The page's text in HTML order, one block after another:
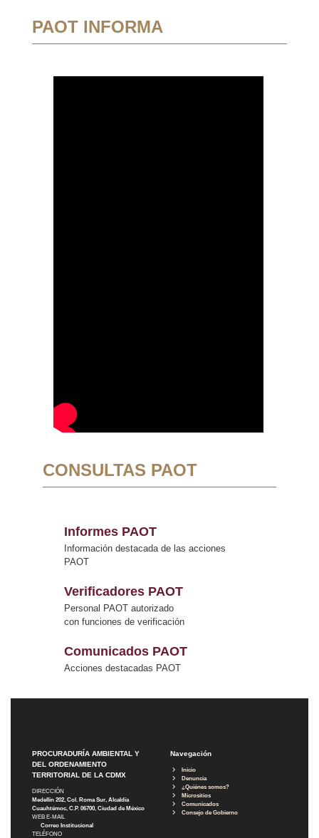
PAOT INFORMA
CONSULTAS PAOT
Informes PAOT
Información destacada de las acciones
PAOT
Verificadores PAOT
Personal PAOT autorizado
con funciones de verificación
Comunicados PAOT
Acciones destacadas PAOT
PROCURADURÍA AMBIENTAL Y
DEL ORDENAMIENTO
TERRITORIAL DE LA CDMX
DIRECCIÓN
Medellín 202, Col. Roma Sur, Alcaldía
Cuauhtémoc, C.P. 06700, Ciudad de México
WEB E-MAIL
Correo Institucional
TELÉFONO
Navegación
Inicio
Denuncia
¿Quiénes somos?
Micrositios
Comunicados
Consejo de Gobierno